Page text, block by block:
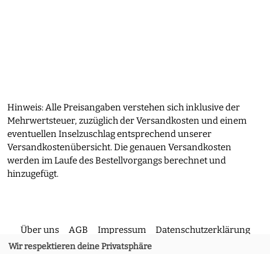
Hinweis: Alle Preisangaben verstehen sich inklusive der
Mehrwertsteuer, zuzüglich der Versandkosten und einem
eventuellen Inselzuschlag entsprechend unserer
Versandkostenübersicht. Die genauen Versandkosten
werden im Laufe des Bestellvorgangs berechnet und
hinzugefügt.
Über uns AGB Impressum Datenschutzerklärung
Wir respektieren deine Privatsphäre